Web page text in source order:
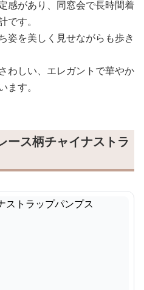
感があり、同窓会で長時間着
す。
姿を美しく見せながらも歩き
わしい、エレガントで華やか
す。
ース柄チャイナストラ